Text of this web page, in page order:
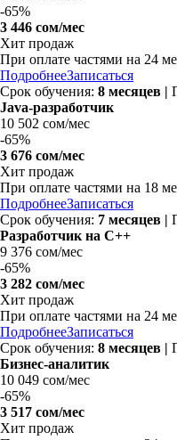
-65%
3 446 сом/мес
Хит продаж
При оплате частями на 24
ПодробнееЗаписаться
Срок обучения: 8 месяцев |
Java-разработчик
10 502 сом/мес
-65%
3 676 сом/мес
Хит продаж
При оплате частями на 18
ПодробнееЗаписаться
Срок обучения: 7 месяцев |
Разработчик на C++
9 376 сом/мес
-65%
3 282 сом/мес
Хит продаж
При оплате частями на 24
ПодробнееЗаписаться
Срок обучения: 8 месяцев |
Бизнес-аналитик
10 049 сом/мес
-65%
3 517 сом/мес
Хит продаж